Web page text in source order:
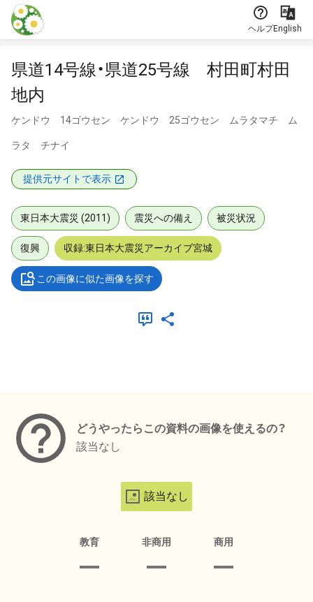
本文に飛ぶ
ヘルプEnglish
県道14号線・県道25号線 村田町村田
地内
ケンドウ 14ゴウセン ケンドウ 25ゴウセン ムラタマチ ム
ラタ チナイ
提供元サイトで表示
東日本大震災 (2011) 震災への備え 被災状況
復興 収録:東日本大震災アーカイブ宮城
この画像に似た画像を探す
どうやったらこの資料の画像を使えるの？
該当なし
該当なし
教育 非商用 商用